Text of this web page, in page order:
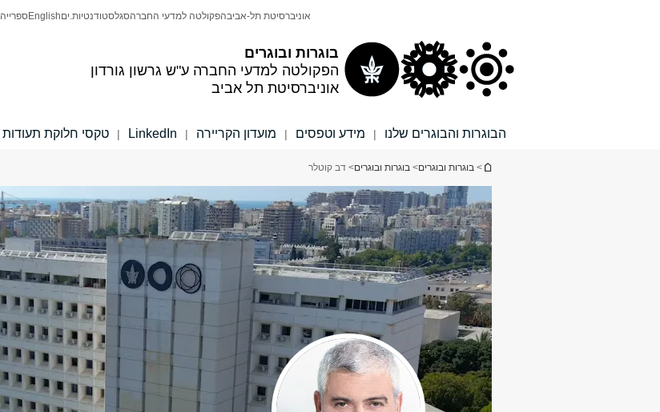
בוגרות ובוגרים
הפקולטה למדעי החברה ע"ש גרשון גורדון
אוניברסיטת תל אביב
אוניברסיטת תל-אביבהפקולטה למדעי החברהסגלסטודנטיות.יםEnglishספרייה
הבוגרות והבוגרים שלנו | מידע וטפסים | מועדון הקריירה |
LinkedIn
| טקסי חלוקת תעודות
הינך נמצא כאן
> בוגרות ובוגרים> בוגרות ובוגרים> דב קוטלר